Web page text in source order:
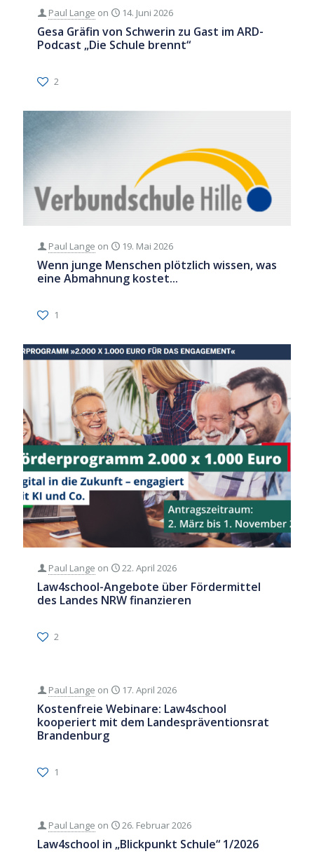
Paul Lange on 14. Juni 2026
Gesa Gräfin von Schwerin zu Gast im ARD-
Podcast „Die Schule brennt“
2
Paul Lange on 19. Mai 2026
Wenn junge Menschen plötzlich wissen, was
eine Abmahnung kostet…
1
Paul Lange on 22. April 2026
Law4school-Angebote über Fördermittel
des Landes NRW finanzieren
2
Paul Lange on 17. April 2026
Kostenfreie Webinare: Law4school
kooperiert mit dem Landespräventionsrat
Brandenburg
1
Paul Lange on 26. Februar 2026
Law4school in „Blickpunkt Schule“ 1/2026